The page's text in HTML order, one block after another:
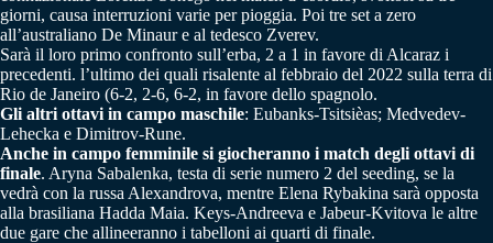
giorni, causa interruzioni varie per pioggia. Poi tre set a zero
all’australiano De Minaur e al tedesco Zverev.
Sarà il loro primo confronto sull’erba, 2 a 1 in favore di Alcaraz i
precedenti. l’ultimo dei quali risalente al febbraio del 2022 sulla terra di
Rio de Janeiro (6-2, 2-6, 6-2, in favore dello spagnolo.
Gli altri ottavi in campo maschile: Eubanks-Tsitsièas; Medvedev-
Lehecka e Dimitrov-Rune.
Anche in campo femminile si giocheranno i match degli ottavi di
finale. Aryna Sabalenka, testa di serie numero 2 del seeding, se la
vedrà con la russa Alexandrova, mentre Elena Rybakina sarà opposta
alla brasiliana Hadda Maia. Keys-Andreeva e Jabeur-Kvitova le altre
due gare che allineeranno i tabelloni ai quarti di finale.